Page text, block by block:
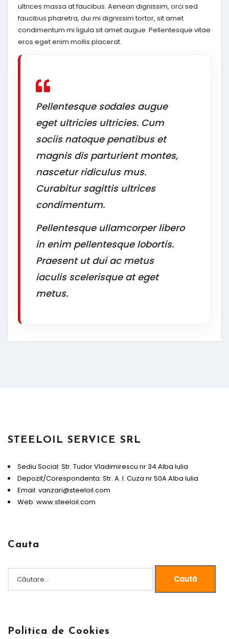
ultrices massa at faucibus. Aenean dignissim, orci sed
faucibus pharetra, dui mi dignissim tortor, sit amet
condimentum mi ligula sit amet augue. Pellentesque vitae
eros eget enim mollis placerat.
Pellentesque sodales augue
eget ultricies ultricies. Cum
sociis natoque penatibus et
magnis dis parturient montes,
nascetur ridiculus mus.
Curabitur sagittis ultrices
condimentum.
Pellentesque ullamcorper libero
in enim pellentesque lobortis.
Praesent ut dui ac metus
iaculis scelerisque at eget
metus.
STEELOIL SERVICE SRL
Sediu Social: Str. Tudor Vladimirescu nr 34 Alba Iulia
Depozit/Corespondenta: Str. A. I. Cuza nr 50A Alba Iulia
Email: vanzari@steeloil.com
Web: www.steeloil.com
Cauta
Politica de Cookies